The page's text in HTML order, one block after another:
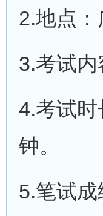
2.地点
3.考试
4.考试
钟。
5.笔试